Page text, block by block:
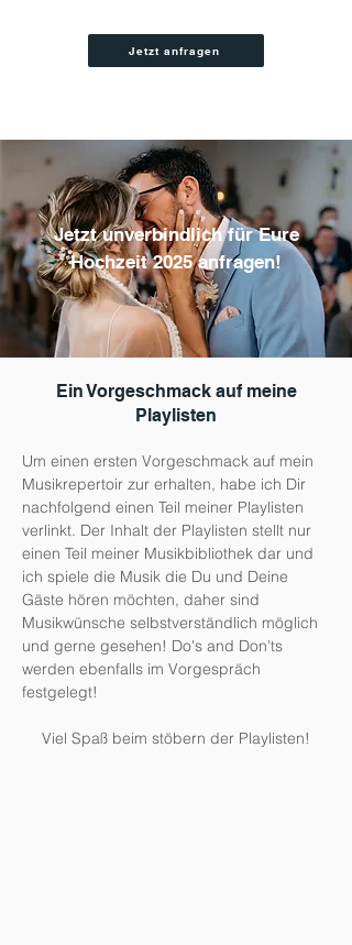
Jetzt anfragen
Jetzt unverbindlich für Eure
Hochzeit 2025 anfragen!
Ein Vorgeschmack auf meine
Playlisten
Um einen ersten Vorgeschmack auf mein
Musikrepertoir zur erhalten, habe ich Dir
nachfolgend einen Teil meiner Playlisten
verlinkt. Der Inhalt der Playlisten stellt nur
einen Teil meiner Musikbibliothek dar und
ich spiele die Musik die Du und Deine
Gäste hören möchten, daher sind
Musikwünsche selbstverständlich möglich
und gerne gesehen! Do's and Don'ts
werden ebenfalls im Vorgespräch
festgelegt!
Viel Spaß beim stöbern der Playlisten!